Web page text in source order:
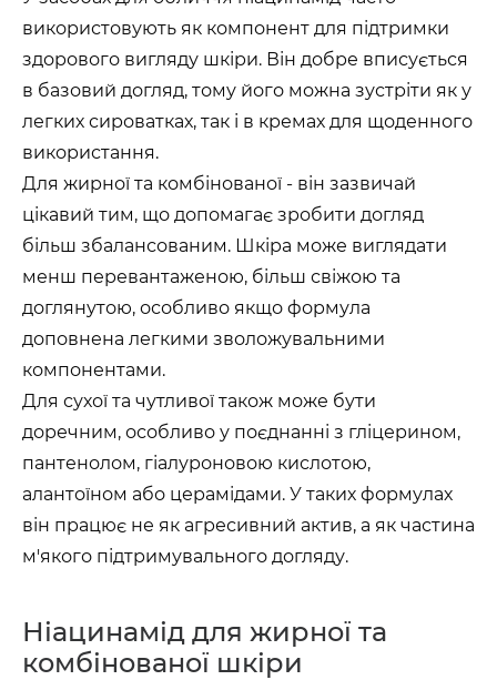
використовують як компонент для підтримки
здорового вигляду шкіри. Він добре вписується
в базовий догляд, тому його можна зустріти як у
легких сироватках, так і в кремах для щоденного
використання.
Для жирної та комбінованої - він зазвичай
цікавий тим, що допомагає зробити догляд
більш збалансованим. Шкіра може виглядати
менш перевантаженою, більш свіжою та
доглянутою, особливо якщо формула
доповнена легкими зволожувальними
компонентами.
Для сухої та чутливої також може бути
доречним, особливо у поєднанні з гліцерином,
пантенолом, гіалуроновою кислотою,
алантоїном або церамідами. У таких формулах
він працює не як агресивний актив, а як частина
м'якого підтримувального догляду.
Ніацинамід для жирної та
комбінованої шкіри